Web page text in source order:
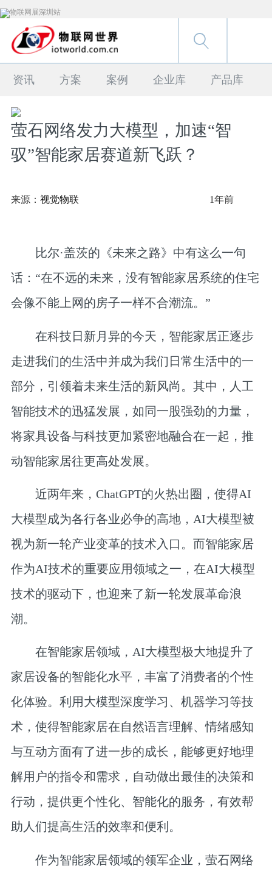
资讯 方案 案例 企业库 产品库
萤石网络发力大模型，加速“智
驭”智能家居赛道新飞跃？
来源： 视觉物联 1年前
比尔·盖茨的《未来之路》中有这么一句
话：“在不远的未来，没有智能家居系统的住宅
会像不能上网的房子一样不合潮流。”
在科技日新月异的今天，智能家居正逐步
走进我们的生活中并成为我们日常生活中的一
部分，引领着未来生活的新风尚。其中，人工
智能技术的迅猛发展，如同一股强劲的力量，
将家具设备与科技更加紧密地融合在一起，推
动智能家居往更高处发展。
近两年来，ChatGPT的火热出圈，使得AI
大模型成为各行各业必争的高地，AI大模型被
视为新一轮产业变革的技术入口。而智能家居
作为AI技术的重要应用领域之一，在AI大模型
技术的驱动下，也迎来了新一轮发展革命浪
潮。
在智能家居领域，AI大模型极大地提升了
家居设备的智能化水平，丰富了消费者的个性
化体验。利用大模型深度学习、机器学习等技
术，使得智能家居在自然语言理解、情绪感知
与互动方面有了进一步的成长，能够更好地理
解用户的指令和需求，自动做出最佳的决策和
行动，提供更个性化、智能化的服务，有效帮
助人们提高生活的效率和便利。
作为智能家居领域的领军企业， 萤石网络